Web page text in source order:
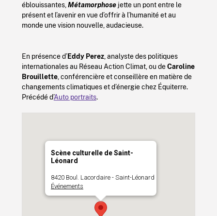
éblouissantes, Métamorphosejette un pont entre le
présent et l’avenir en vue d’offrir à l’humanité et au
monde une vision nouvelle, audacieuse.
En présence d’Eddy Perez, analyste des politiques
internationales au Réseau Action Climat, ou deCaroline
Brouillette, conférencière et conseillère en matière de
changements climatiques et d’énergie chez Équiterre.
Précédé d’Auto portraits.
Scène culturelle de Saint-
Léonard
8420 Boul. Lacordaire - Saint-Léonard
Événements